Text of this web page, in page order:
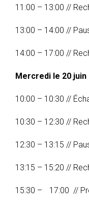
11:00 – 13:00 //
13:00 – 14:00 //
14:00 – 17:00 //
Mercredi le 20 juin
10:00 – 10:30 //
10:30 – 12:30 //
12:30 – 13:15 //
13:15 – 15:20 //
15:30 – 17:00 //